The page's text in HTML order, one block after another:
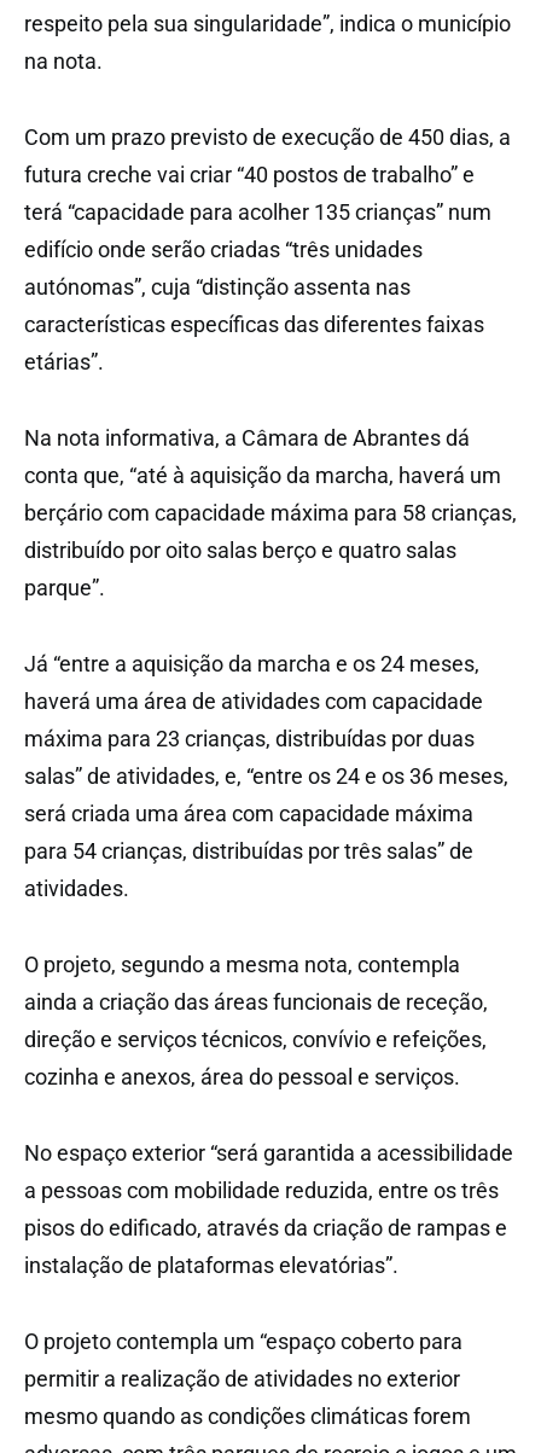
respeito pela sua singularidade”, indica o município
na nota.
Com um prazo previsto de execução de 450 dias, a
futura creche vai criar “40 postos de trabalho” e
terá “capacidade para acolher 135 crianças” num
edifício onde serão criadas “três unidades
autónomas”, cuja “distinção assenta nas
características específicas das diferentes faixas
etárias”.
Na nota informativa, a Câmara de Abrantes dá
conta que, “até à aquisição da marcha, haverá um
berçário com capacidade máxima para 58 crianças,
distribuído por oito salas berço e quatro salas
parque”.
Já “entre a aquisição da marcha e os 24 meses,
haverá uma área de atividades com capacidade
máxima para 23 crianças, distribuídas por duas
salas” de atividades, e, “entre os 24 e os 36 meses,
será criada uma área com capacidade máxima
para 54 crianças, distribuídas por três salas” de
atividades.
O projeto, segundo a mesma nota, contempla
ainda a criação das áreas funcionais de receção,
direção e serviços técnicos, convívio e refeições,
cozinha e anexos, área do pessoal e serviços.
No espaço exterior “será garantida a acessibilidade
a pessoas com mobilidade reduzida, entre os três
pisos do edificado, através da criação de rampas e
instalação de plataformas elevatórias”.
O projeto contempla um “espaço coberto para
permitir a realização de atividades no exterior
mesmo quando as condições climáticas forem